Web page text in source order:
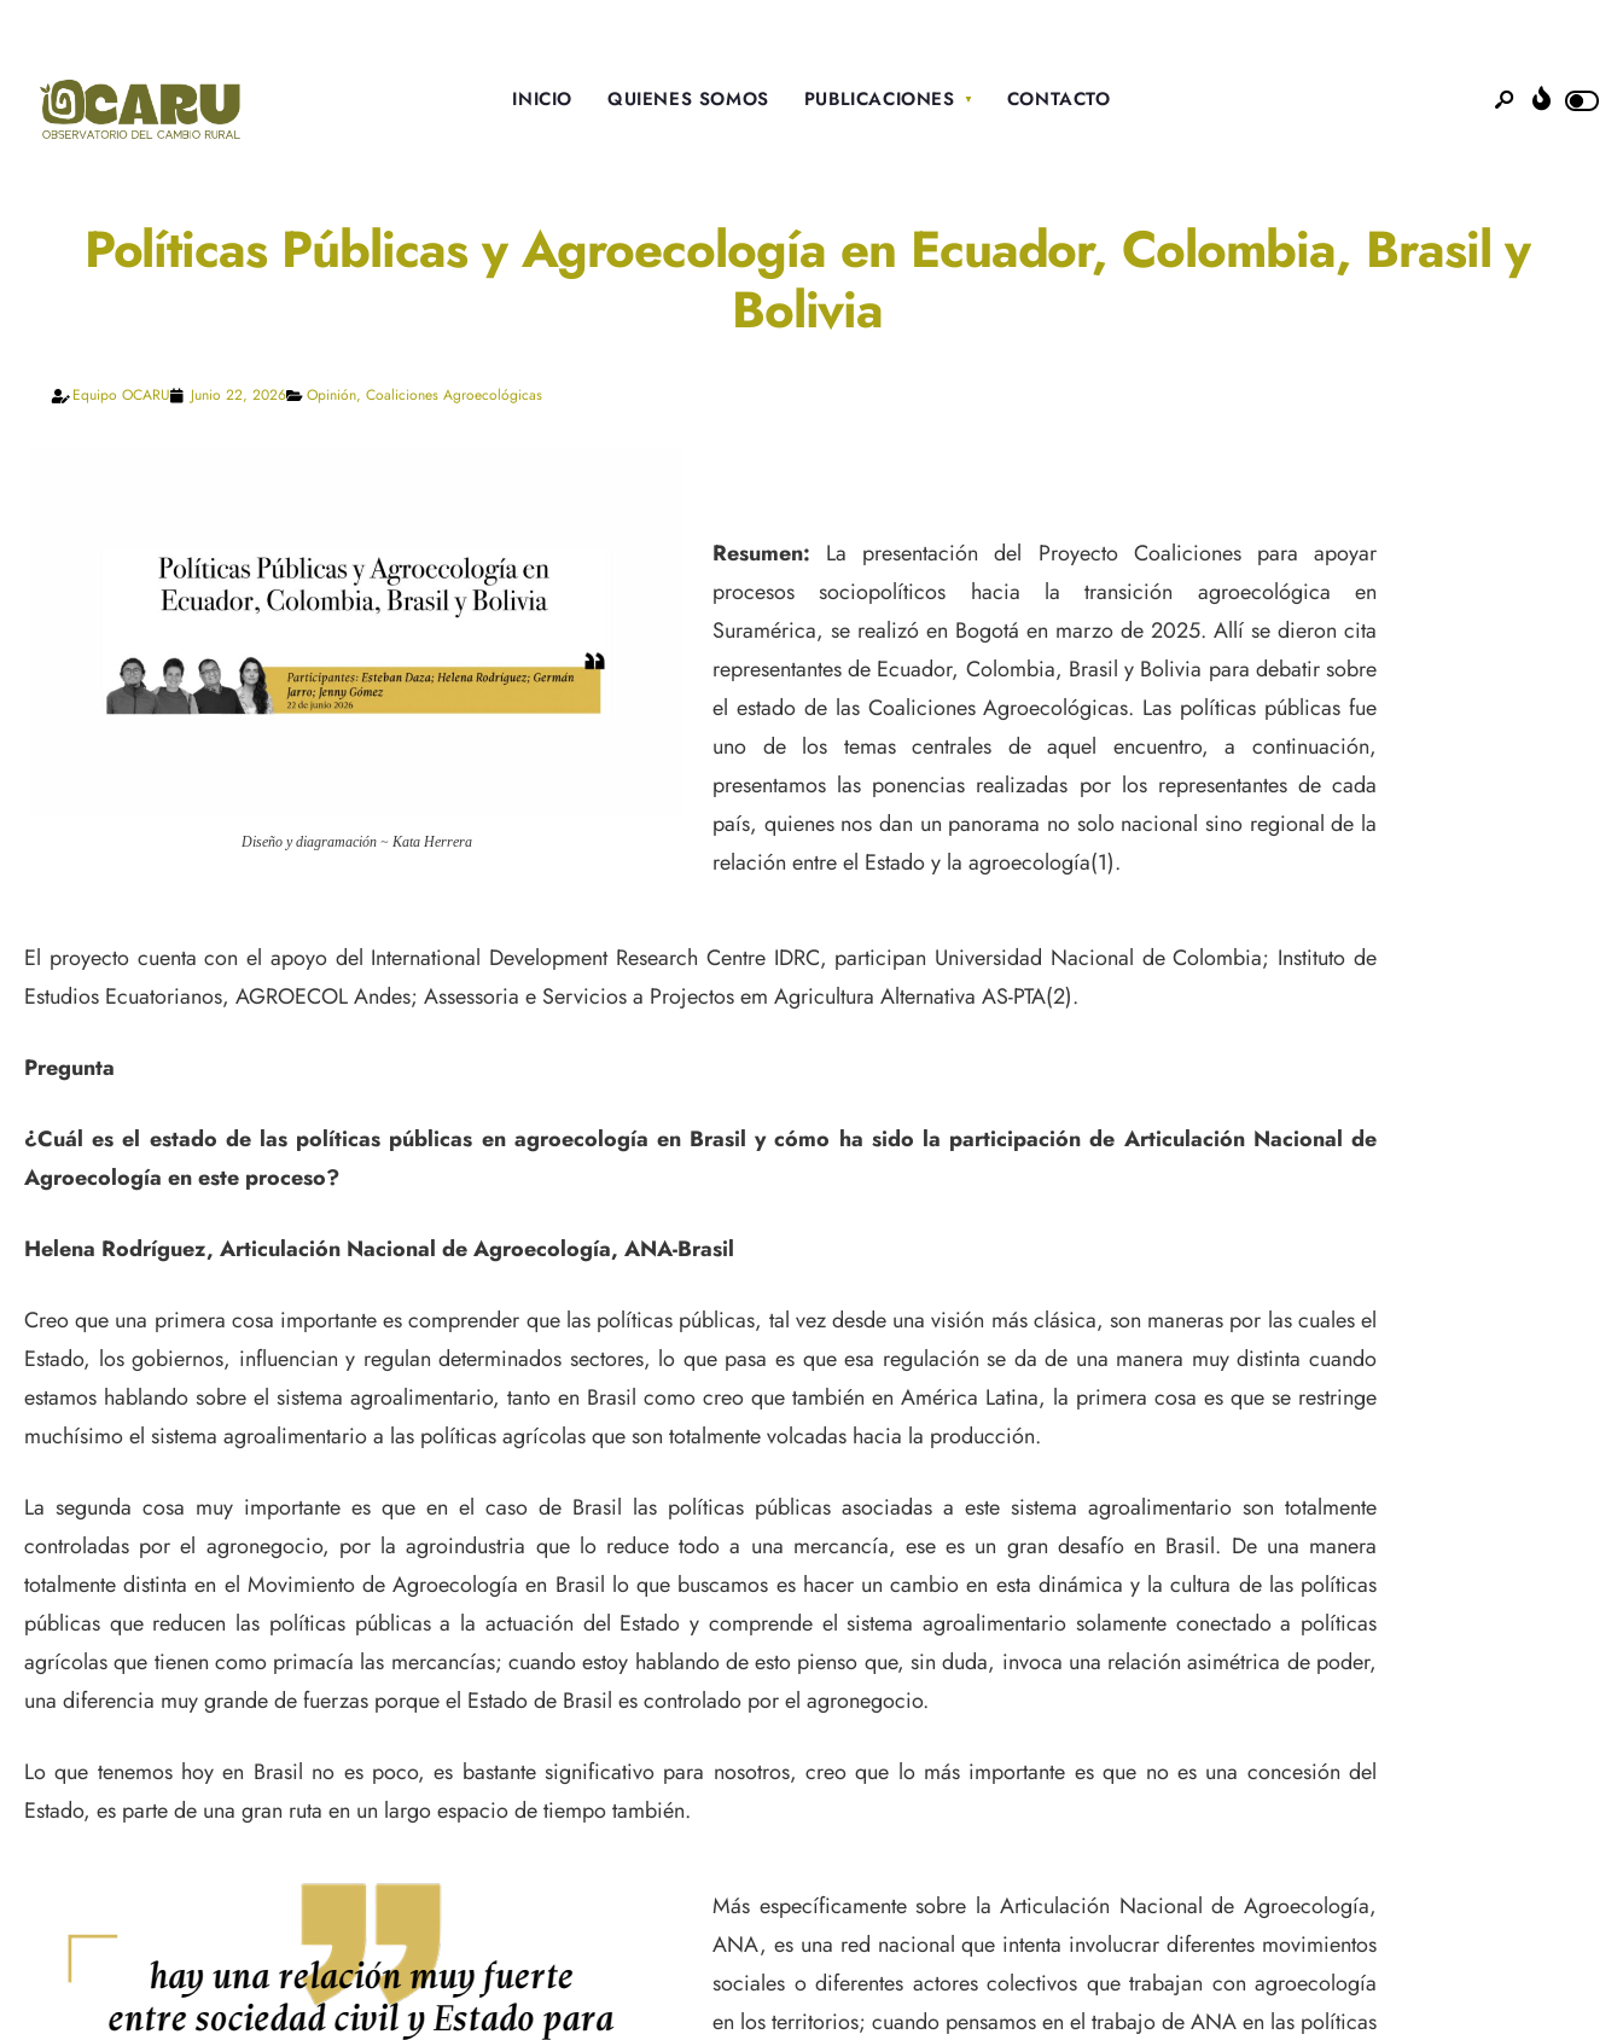
INICIO QUIENES SOMOS PUBLICACIONES CONTACTO
Políticas Públicas y Agroecología en Ecuador, Colombia, Brasil y
Bolivia
Equipo OCARU Junio 22, 2026 Opinión, Coaliciones Agroecológicas
Diseño y diagramación ~ Kata Herrera
Resumen: La presentación del Proyecto Coaliciones para apoyar
procesos sociopolíticos hacia la transición agroecológica en
Suramérica, se realizó en Bogotá en marzo de 2025. Allí se dieron cita
representantes de Ecuador, Colombia, Brasil y Bolivia para debatir sobre
el estado de las Coaliciones Agroecológicas. Las políticas públicas fue
uno de los temas centrales de aquel encuentro, a continuación,
presentamos las ponencias realizadas por los representantes de cada
país, quienes nos dan un panorama no solo nacional sino regional de la
relación entre el Estado y la agroecología(1).
El proyecto cuenta con el apoyo del International Development Research Centre IDRC, participan Universidad Nacional de Colombia; Instituto de
Estudios Ecuatorianos, AGROECOL Andes; Assessoria e Servicios a Projectos em Agricultura Alternativa AS-PTA(2).
Pregunta
¿Cuál es el estado de las políticas públicas en agroecología en Brasil y cómo ha sido la participación de Articulación Nacional de
Agroecología en este proceso?
Helena Rodríguez, Articulación Nacional de Agroecología, ANA-Brasil
Creo que una primera cosa importante es comprender que las políticas públicas, tal vez desde una visión más clásica, son maneras por las cuales el
Estado, los gobiernos, influencian y regulan determinados sectores, lo que pasa es que esa regulación se da de una manera muy distinta cuando
estamos hablando sobre el sistema agroalimentario, tanto en Brasil como creo que también en América Latina, la primera cosa es que se restringe
muchísimo el sistema agroalimentario a las políticas agrícolas que son totalmente volcadas hacia la producción.
La segunda cosa muy importante es que en el caso de Brasil las políticas públicas asociadas a este sistema agroalimentario son totalmente
controladas por el agronegocio, por la agroindustria que lo reduce todo a una mercancía, ese es un gran desafío en Brasil. De una manera
totalmente distinta en el Movimiento de Agroecología en Brasil lo que buscamos es hacer un cambio en esta dinámica y la cultura de las políticas
públicas que reducen las políticas públicas a la actuación del Estado y comprende el sistema agroalimentario solamente conectado a políticas
agrícolas que tienen como primacía las mercancías; cuando estoy hablando de esto pienso que, sin duda, invoca una relación asimétrica de poder,
una diferencia muy grande de fuerzas porque el Estado de Brasil es controlado por el agronegocio.
Lo que tenemos hoy en Brasil no es poco, es bastante significativo para nosotros, creo que lo más importante es que no es una concesión del
Estado, es parte de una gran ruta en un largo espacio de tiempo también.
Más específicamente sobre la Articulación Nacional de Agroecología,
ANA, es una red nacional que intenta involucrar diferentes movimientos
sociales o diferentes actores colectivos que trabajan con agroecología
en los territorios; cuando pensamos en el trabajo de ANA en las políticas